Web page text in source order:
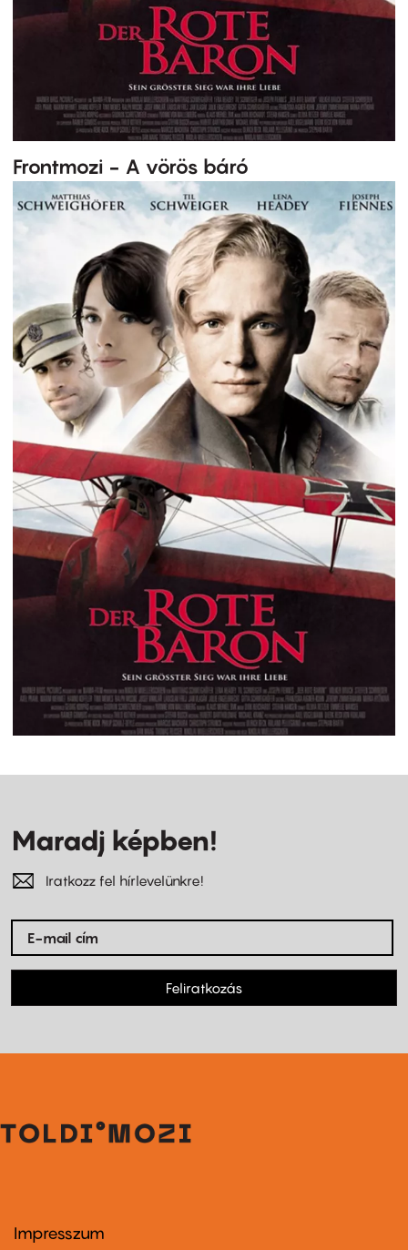
Frontmozi - A vörös báró
Maradj képben!
Iratkozz fel hírlevelünkre!
Feliratkozás
Footer
Impresszum